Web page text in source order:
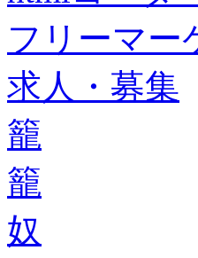
フリーマー
求人・募集
籠
籠
奴